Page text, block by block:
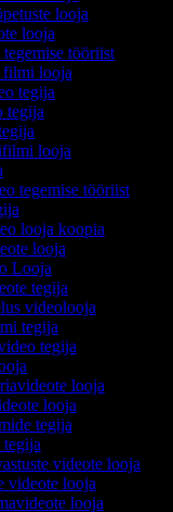
looja
looja
tööriist
filmi looja
tegija
tegija
looja
tegemise tööriist
looja koopia
looja
Looja
tegija
videolooja
tegija
tegija
looja
looja
tegija
tegija
videote looja
videote looja
looja